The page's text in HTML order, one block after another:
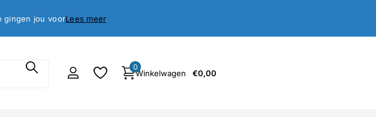
geld terug garantieLees meer
Winkelwagen
0
€0,00